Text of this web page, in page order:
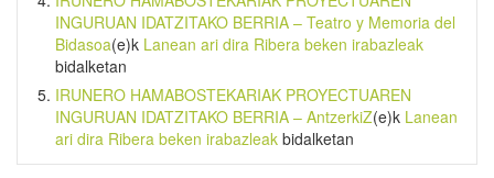
INGURUAN IDATZITAKO BERRIA – Teatro y Memoria del
Bidasoa(e)k Lanean ari dira Ribera beken irabazleak
bidalketan
IRUNERO HAMABOSTEKARIAK PROYECTUAREN
INGURUAN IDATZITAKO BERRIA – AntzerkiZ(e)k Lanean
ari dira Ribera beken irabazleak bidalketan